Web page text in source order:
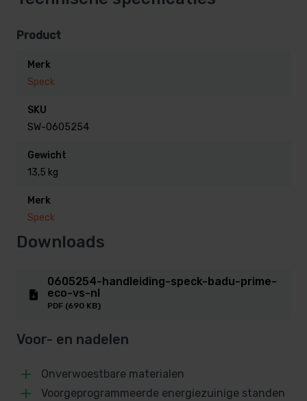
of onder het waterniveau worden geïnstalleerd.
Dit is de voorloper van de huidige Speck Badu Prime
Product
Merk
Speck
SKU
SW-0605254
Gewicht
13,5 kg
Merk
Speck
Downloads
0605254-handleiding-speck-badu-prime-
eco-vs-nl
PDF (690 KB)
Voor- en nadelen
Onverwoestbare materialen
Voorgeprogrammeerde energiezuinige standen